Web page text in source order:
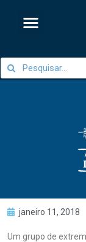
janeiro 11, 2018
Um grupo de